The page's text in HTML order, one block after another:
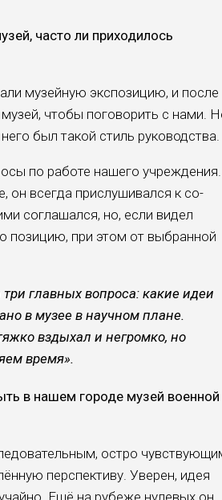
часто ли приходилось
музейную экспозицию, и после
чтобы поговорить с на­ми.
был та­кой стиль руководства.
по работе на­шего учреждения.
он всегда прислушивался к со­
соглашался, но, если видел
пози­цию, при этом от выбранной
главных вопроса: какие идеи
в музее в на­учном плане.
вздыхал и негромко, но
время».
в нашем городе музей военной
остро
перспективу. Уверен, идея
Ещё на рубеже нулевых он